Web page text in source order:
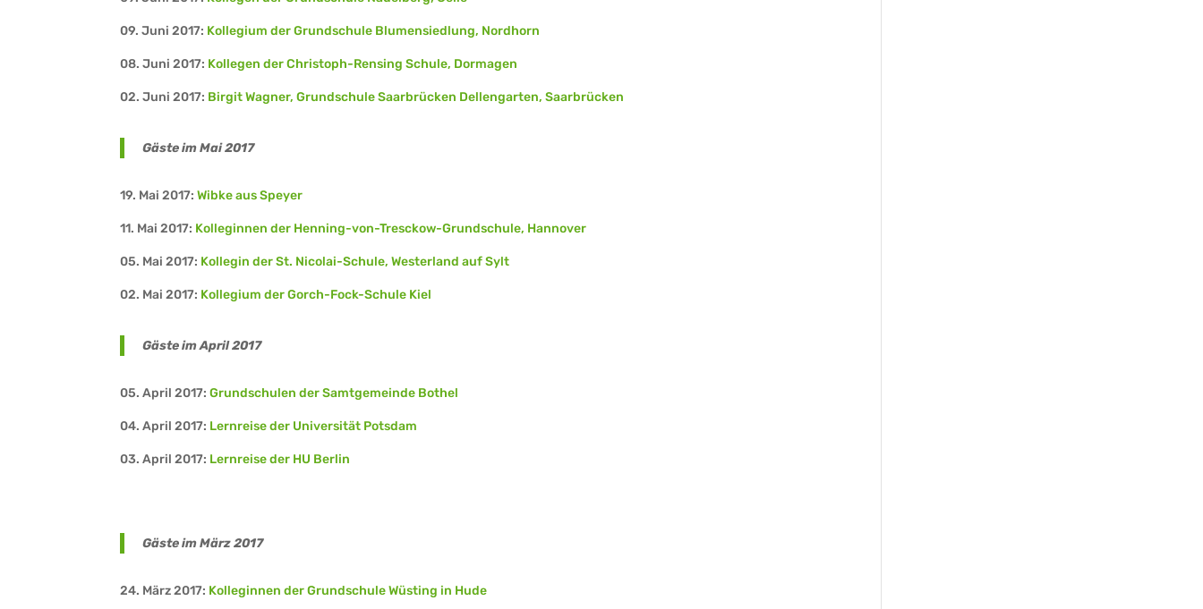
09. Juni 2017: Kollegium der Grundschule Blumensiedlung, Nordhorn
08. Juni 2017: Kollegen der Christoph-Rensing Schule, Dormagen
02. Juni 2017: Birgit Wagner, Grundschule Saarbrücken Dellengarten, Saarbrücken
Gäste im Mai 2017
19. Mai 2017:Wibke aus Speyer
11. Mai 2017: Kolleginnen der Henning-von-Tresckow-Grundschule, Hannover
05. Mai 2017: Kollegin der St. Nicolai-Schule, Westerland auf Sylt
02. Mai 2017: Kollegium der Gorch-Fock-Schule Kiel
Gäste im April 2017
05. April 2017:Grundschulen der Samtgemeinde Bothel
04. April 2017: Lernreise der Universität Potsdam
03. April 2017: Lernreise der HU Berlin
Gäste im März 2017
24. März 2017: Kolleginnen der Grundschule Wüsting in Hude